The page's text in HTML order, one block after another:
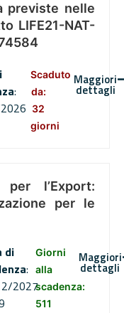
previste nelle
LIFE21-NAT-
:
Scaduto
da:
32
giorni
Maggiori
dettagli
l’Export:
per le
di
:
2027
Giorni
alla
scadenza:
511
Maggiori
dettagli